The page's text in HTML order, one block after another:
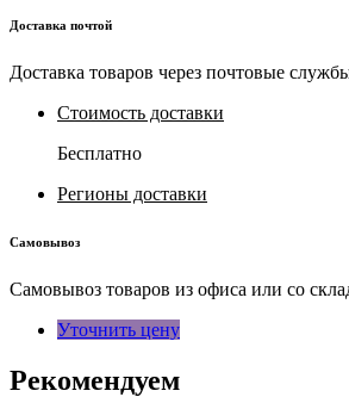
Доставка почтой
Доставка товаров через почтовые
Стоимость доставки
Бесплатно
Регионы доставки
Самовывоз
Самовывоз товаров из офиса или со
Уточнить цену
Рекомендуем